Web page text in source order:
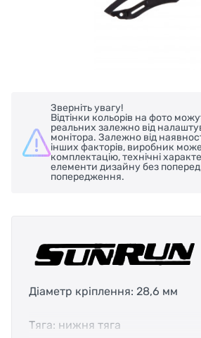
Зверніть увагу!
Відтінки кольорів на фото
реальних залежно від
монітора. Залежно від
інших факторів, виробник
комплектацію, технічні
елементи дизайну без
попередження.
Діаметр кріплення: 28,6 мм
Тяга: нижня тяга